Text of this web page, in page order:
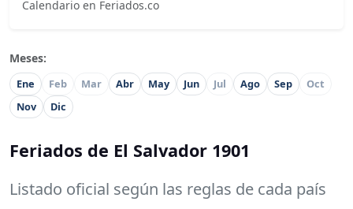
Calendario en Feriados.co
Meses:
Ene Feb Mar Abr May Jun Jul Ago Sep
Oct
Nov
Dic
Feriados de El Salvador 1901
Listado oficial según las reglas de cada país